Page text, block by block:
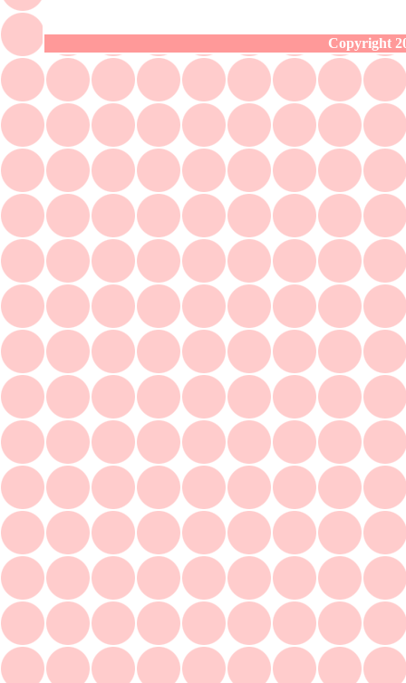
Copyright